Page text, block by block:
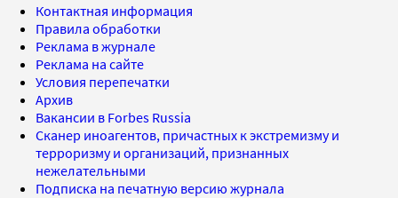
Контактная информация
Правила обработки
Реклама в журнале
Реклама на сайте
Условия перепечатки
Архив
Вакансии в Forbes Russia
Сканер иноагентов, причастных к экстремизму и
терроризму и организаций, признанных
нежелательными
Подписка на печатную версию журнала